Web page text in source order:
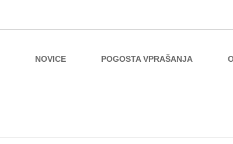
NOVICE POGOSTA VPRAŠANJA